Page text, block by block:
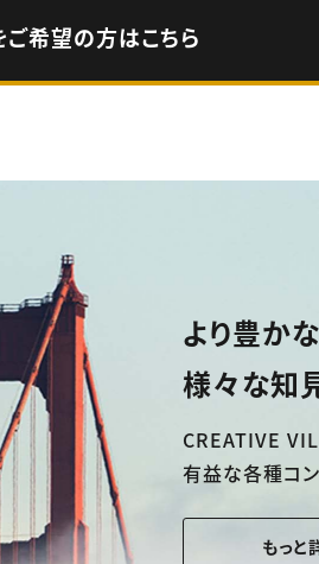
希望の方はこちら
より豊か
様々な知
CREATIVE
有益な各種コ
もっと